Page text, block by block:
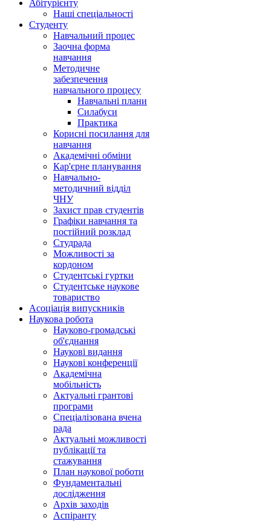
Абітурієнту
Наші спеціальності
Студенту
Навчальний процес
Заочна форма
навчання
Методичне
забезпечення
навчального процесу
Навчальні плани
Силабуси
Практика
Корисні посилання для
навчання
Академічні обміни
Кар'єрне планування
Навчально-
методичний відділ
ЧНУ
Захист прав студентів
Графіки навчання та
постійний розклад
Студрада
Можливості за
кордоном
Студентські гуртки
Студентське наукове
товариство
Асоціація випускників
Наукова робота
Науково-громадські
об'єднання
Наукові видання
Наукові конференції
Академічна
мобільність
Актуальні грантові
програми
Спеціалізована вчена
рада
Актуальні можливості
публікації та
стажування
План наукової роботи
Фундаментальні
дослідження
Архів заходів
Аспіранту